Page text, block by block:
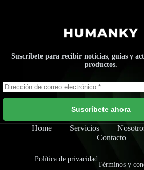
Suscríbete para recibir noticias, guías y
productos.
Suscríbete ahora
Home Servicios
Contacto
Política de privacidad
Términos y